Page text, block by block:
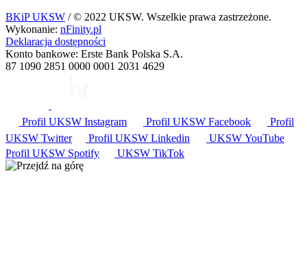
BKiP UKSW / © 2022 UKSW. Wszelkie prawa zastrzeżone.
Wykonanie: nFinity.pl
Deklaracja dostępności
Konto bankowe: Erste Bank Polska S.A.
87 1090 2851 0000 0001 2031 4629
Profil UKSW Instagram Profil UKSW Facebook
Profil
UKSW Twitter Profil UKSW Linkedin UKSW YouTube
Profil UKSW Spotify UKSW TikTok